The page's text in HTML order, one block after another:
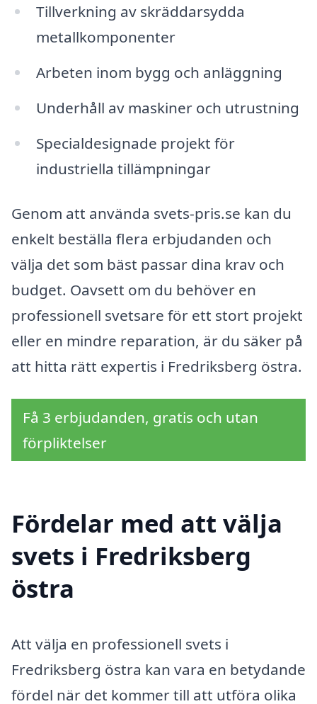
Tillverkning av skräddarsydda
metallkomponenter
Arbeten inom bygg och anläggning
Underhåll av maskiner och utrustning
Specialdesignade projekt för
industriella tillämpningar
Genom att använda svets-pris.se kan du
enkelt beställa flera erbjudanden och
välja det som bäst passar dina krav och
budget. Oavsett om du behöver en
professionell svetsare för ett stort projekt
eller en mindre reparation, är du säker på
att hitta rätt expertis i Fredriksberg östra.
Få 3 erbjudanden, gratis och utan
förpliktelser
Fördelar med att välja
svets i Fredriksberg
östra
Att välja en professionell svets i
Fredriksberg östra kan vara en betydande
fördel när det kommer till att utföra olika